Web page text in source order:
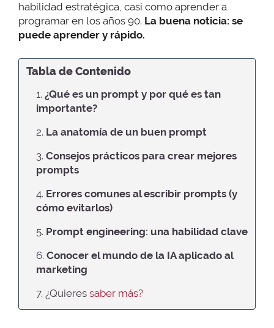
habilidad estratégica, casi como aprender a
programar en los años 90. La buena noticia: se
puede aprender y rápido.
Tabla de Contenido
1. ¿Qué es un prompt y por qué es tan
importante?
2. La anatomía de un buen prompt
3. Consejos prácticos para crear mejores
prompts
4. Errores comunes al escribir prompts (y
cómo evitarlos)
5. Prompt engineering: una habilidad clave
6. Conocer el mundo de la IA aplicado al
marketing
7. ¿Quieres saber más?